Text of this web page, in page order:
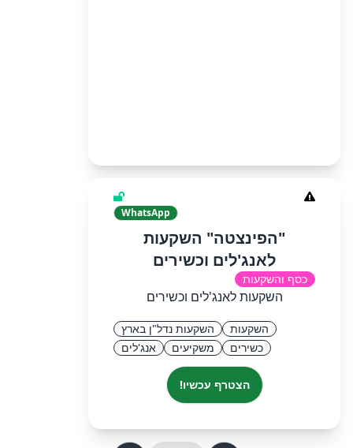
WhatsApp
"הפינצטה" השקעות
לאנג'לים וכשירים
כסף והשקעות
השקעות לאנג'לים וכשירים
השקעות
השקעות נדל"ן בארץ
כשירים
משקיעים אנג'לים
הצטרף עכשיו!